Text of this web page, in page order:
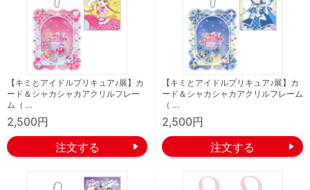
【キミとアイドルプリキュア♪展】カ
ード＆シャカシャカアクリルフレー
ム（ …
2,500円
【キミとアイドルプリキュア♪展】カ
ード＆シャカシャカアクリルフレーム
（ …
2,500円